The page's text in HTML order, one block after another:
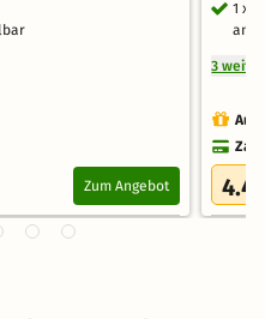
Zum Angebot
1 x
an 2
3
4.4